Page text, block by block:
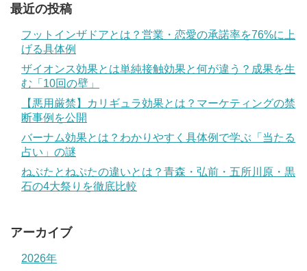
最近の投稿
フットインザドアとは？営業・恋愛の承諾率を76%に上
げる具体例
ザイオンス効果とは単純接触効果と何が違う？成果を生
む「10回の壁」
【悪用厳禁】カリギュラ効果とは？マーケティングの禁
断事例を公開
バーナム効果とは？わかりやすく具体例で学ぶ「当たる
占い」の謎
ねぶたとねぷたの違いとは？青森・弘前・五所川原・黒
石の4大祭りを徹底比較
アーカイブ
2026年